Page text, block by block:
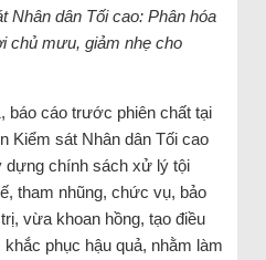
Nhân dân Tối cao: Phân hóa
chủ mưu, giảm nhẹ cho
báo cáo trước phiên chất tại
Kiểm sát Nhân dân Tối cao
dựng chính sách xử lý tội
tham nhũng, chức vụ, bảo
vừa khoan hồng, tạo điều
phục hậu quả, nhằm làm